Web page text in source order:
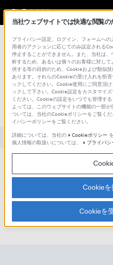
総合サポート・お問
文書番号 : S1505017016534 / 最終更新
通話時に相手の声を
る機能はありますか
「通話音質設定」「スピーカ
当社ウェブサイトでは快適な閲覧の
プライバシー設定、ログイン、フォームへ
用者のアクションに応じてのみ設定される
停止することができません。また、当社は
析するため、あるいは個々のお客様に対し
供する等の目的のため、Cookieおよび類似
あります。それらのCookieの受け入れを拒
ックしてください。Cookie使用にご同意頂
ックして下さい。Cookie設定をカスタマイ
ください。Cookieの設定をいつでも管理す
よっては、このウェブサイトの機能の一部
ついては、当社のCookieポリシーをご覧く
イバシーポリシーをご覧ください。
詳細については、当社の
Cookieポリシー
個人情報の取扱いについては、
プライバ
Cookieを
Cookieを